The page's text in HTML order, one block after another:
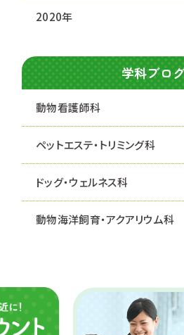
2020年
学科ブロ
動物看護師科
ペットエステ・トリミング科
ドッグ・ウェルネス科
動物海洋飼育・アクアリウム科